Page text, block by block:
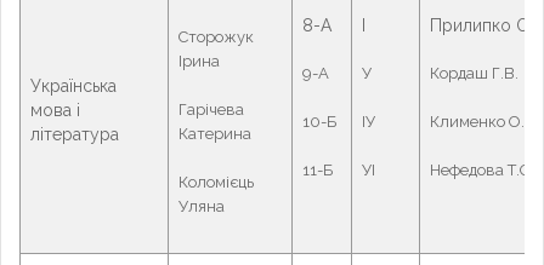
Українська
мова і
література
Сторожук
Ірина
Гарічева
Катерина
Коломієць
Уляна
8-А
9-А
10-Б
11-Б
У
ІУ
УІ
Прилипко
Кордаш Г.В.
Клименко О.Л.
Нефедова Т.О.